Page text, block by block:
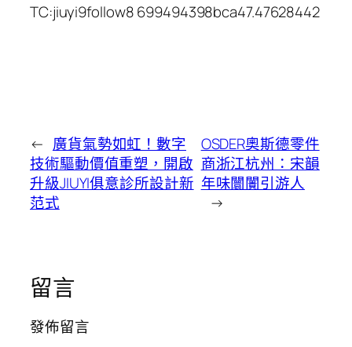
TC:jiuyi9follow8 699494398bca47.47628442
← 廣貨氣勢如虹！數字
技術驅動價值重塑，開啟
升級JIUYI俱意診所設計新
范式
OSDER奧斯德零件
商浙江杭州：宋韻
年味闤闠引游人
→
留言
發佈留言